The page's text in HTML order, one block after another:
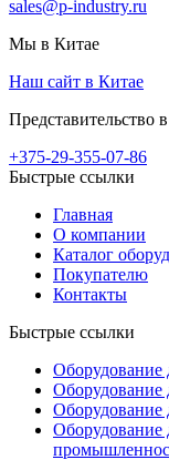
sales@p-industry.ru
Мы в Китае
Наш сайт в Китае
Представительство
+375-29-355-07-86
Быстрые ссылки
Главная
О компании
Каталог
Покупателю
Контакты
Быстрые ссылки
Оборудование
Оборудование
Оборудование